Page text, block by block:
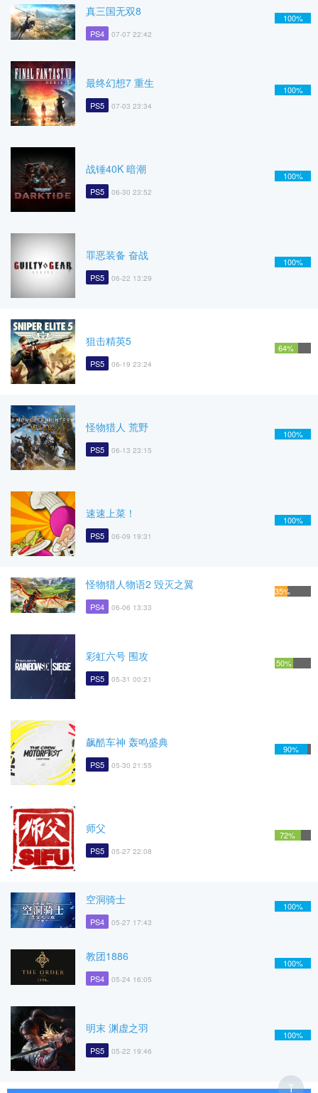
真三国无双8
PS4 07-07 22:42
100%
最终幻想7 重生
PS5 07-03 23:34
100%
战锤40K 暗潮
PS5 06-30 23:52
100%
罪恶装备 奋战
PS5 06-22 13:29
100%
狙击精英5
PS5 06-19 23:24
64%
怪物猎人 荒野
PS5 06-13 23:15
100%
速速上菜！
PS5 06-09 19:31
100%
怪物猎人物语2 毁灭之翼
PS4 06-06 13:33
35%
彩虹六号 围攻
PS5 05-31 00:21
50%
飙酷车神 轰鸣盛典
PS5 05-30 21:55
90%
师父
PS5 05-27 22:08
72%
空洞骑士
PS4 05-27 17:43
100%
教团1886
PS4 05-24 16:05
100%
明末 渊虚之羽
PS5 05-22 19:46
100%
T